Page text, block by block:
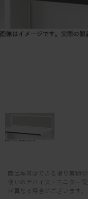
商品写真はできる限り実物
使いのデバイス・モニター
が異なる場合がございます。